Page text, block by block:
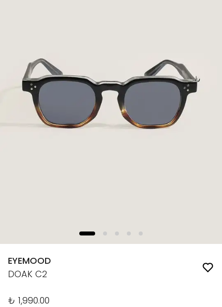
EYEMOOD
DOAK C2
₺ 1,990.00